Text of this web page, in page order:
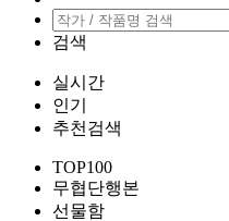
검색
실시간
인기
추천검색
TOP100
무협단행본
선물함